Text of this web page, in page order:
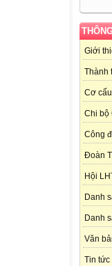
Giới
Thành
Cơ
Chi bộ
Công
Đoàn
Hội
Danh
Danh
Văn
Tin tức